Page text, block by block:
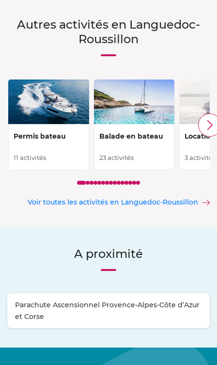
Autres activités en Languedoc-
Roussillon
Permis bateau
11 activités
Balade en bateau
23 activités 3 activités
Voir toutes les activités en Languedoc-Roussillon
A proximité
Parachute Ascensionnel Provence-Alpes-Côte d’Azur
et Corse